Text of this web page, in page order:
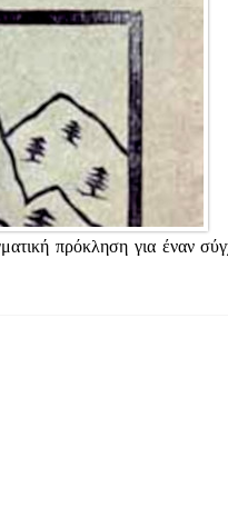
πρόκληση για έναν